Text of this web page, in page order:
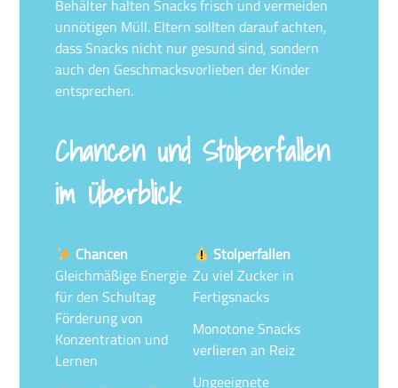
Behälter halten Snacks frisch und vermeiden
unnötigen Müll. Eltern sollten darauf achten,
dass Snacks nicht nur gesund sind, sondern
auch den Geschmacksvorlieben der Kinder
entsprechen.
Chancen und Stolperfallen
im Überblick
Chancen
Stolperfallen
Gleichmäßige Energie
für den Schultag
Zu viel Zucker in
Fertigsnacks
Förderung von
Konzentration und
Lernen
Monotone Snacks
verlieren an Reiz
Ungeeignete